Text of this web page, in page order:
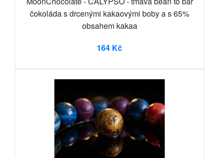
čokoláda s drcenými kakaovými boby a s 65%
obsahem kakaa
164 Kč